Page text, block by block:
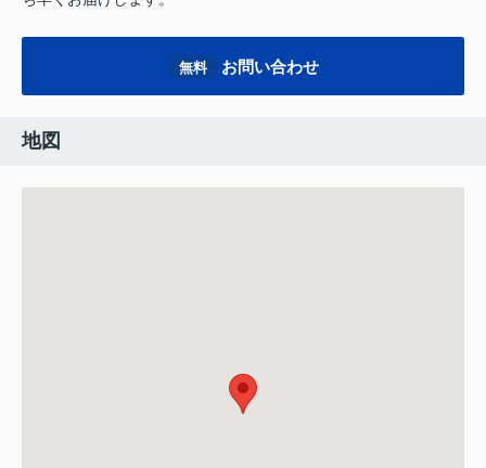
無料 お問い合わせ
地図